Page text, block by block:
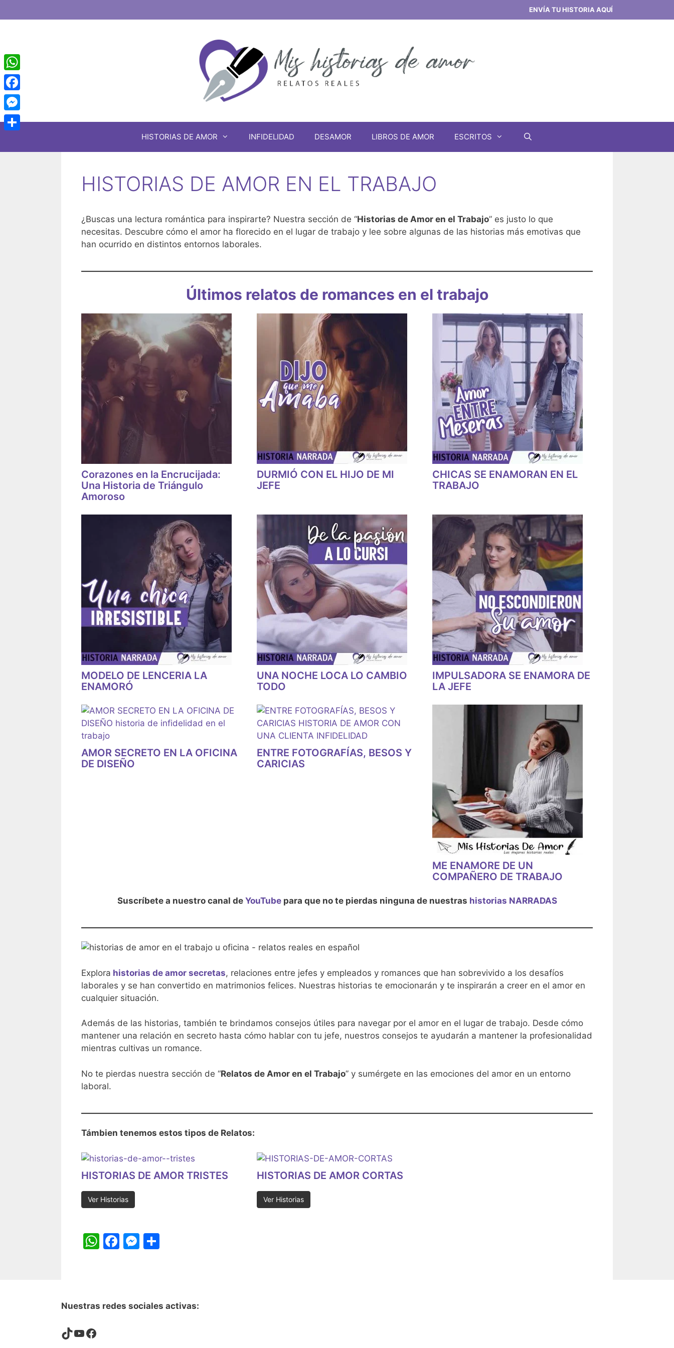
al
ENVÍA TU HISTORIA AQUÍ
HISTORIAS DE AMOR INFIDELIDAD DESAMOR LIBROS DE AMOR ESCRITOS
HISTORIAS DE AMOR EN EL TRABAJO
¿Buscas una lectura romántica para inspirarte? Nuestra sección de “Historias de Amor en el Trabajo” es justo lo que
necesitas. Descubre cómo el amor ha florecido en el lugar de trabajo y lee sobre algunas de las historias más emotivas que
han ocurrido en distintos entornos laborales.
Últimos relatos de romances en el trabajo
Corazones en la Encrucijada:
Una Historia de Triángulo
Amoroso
DURMIÓ CON EL HIJO DE MI
JEFE
CHICAS SE ENAMORAN EN EL
TRABAJO
MODELO DE LENCERIA LA
ENAMORÓ
UNA NOCHE LOCA LO CAMBIO
TODO
IMPULSADORA SE ENAMORA DE
LA JEFE
AMOR SECRETO EN LA OFICINA
DE DISEÑO
ENTRE FOTOGRAFÍAS, BESOS Y
CARICIAS
ME ENAMORE DE UN
COMPAÑERO DE TRABAJO
Suscríbete a nuestro canal de YouTubepara que no te pierdas ninguna de nuestras historias NARRADAS
Explora historias de amor secretas, relaciones entre jefes y empleados y romances que han sobrevivido a los desafíos
laborales y se han convertido en matrimonios felices. Nuestras historias te emocionarán y te inspirarán a creer en el amor en
cualquier situación.
Además de las historias, también te brindamos consejos útiles para navegar por el amor en el lugar de trabajo. Desde cómo
mantener una relación en secreto hasta cómo hablar con tu jefe, nuestros consejos te ayudarán a mantener la profesionalidad
mientras cultivas un romance.
No te pierdas nuestra sección de “Relatos de Amor en el Trabajo” y sumérgete en las emociones del amor en un entorno
laboral.
Támbien tenemos estos tipos de Relatos:
HISTORIAS DE AMOR TRISTES
Ver Historias
HISTORIAS DE AMOR CORTAS
Ver Historias
W
A
F
b
M
e
Nuestras redes sociales activas:
TikTok
YouTube
Facebook
WhatsApp
Facebook
Messenger